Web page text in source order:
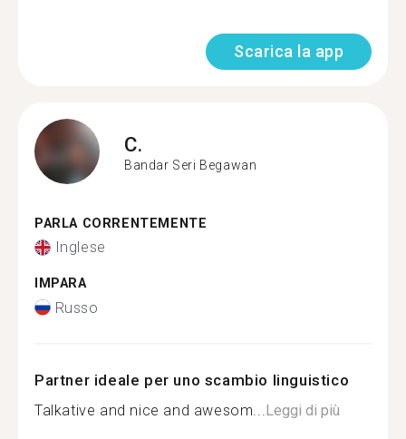
Scarica la app
C.
Bandar Seri Begawan
PARLA CORRENTEMENTE
Inglese
IMPARA
Russo
Partner ideale per uno scambio linguistico
Talkative and nice and awesom... Leggi di più